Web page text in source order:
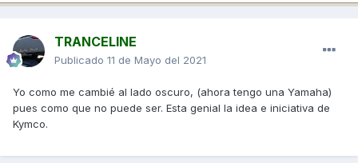
TRANCELINE
Publicado 11 de Mayo del 2021
Yo como me cambié al lado oscuro, (ahora tengo una Yamaha)
pues como que no puede ser. Esta genial la idea e iniciativa de
Kymco.